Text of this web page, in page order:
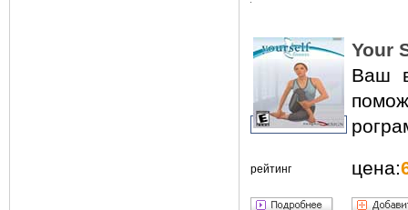
Your
Ваш
рейтинг цена: